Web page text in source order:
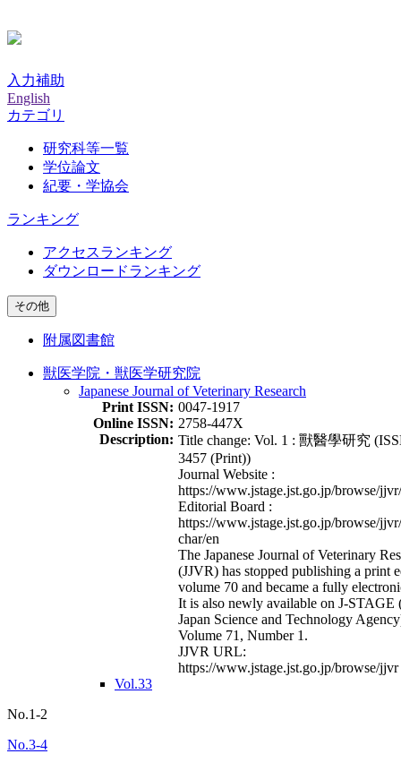
入力補助
English
カテゴリ
研究科等一覧
学位論文
紀要・学協会
ランキング
アクセスランキング
ダウンロードランキング
その他
附属図書館
獣医学院・獣医学研究院
Japanese Journal of Veterinary Research
Print ISSN: 0047-1917
Online ISSN: 2758-447X
Description: Title change: Vol. 1 : 獸醫學研究
3457 (Print))
Journal Website :
https://www.jstage.jst.go.jp/browse/
Editorial Board :
https://www.jstage.jst.go.jp/browse/
char/en
The Japanese Journal of Veterinary
(JJVR) has stopped publishing a print
volume 70 and became a fully
It is also newly available on J-STAGE
Japan Science and Technology
Volume 71, Number 1.
JJVR URL:
https://www.jstage.jst.go.jp/browse/jjvr
Vol.33
No.1-2
No.3-4